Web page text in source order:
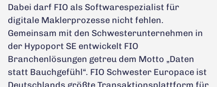
Dabei darf FIO als Softwarespezialist für
digitale Maklerprozesse nicht fehlen.
Gemeinsam mit den Schwesterunternehmen in
der Hypoport SE entwickelt FIO
Branchenlösungen getreu dem Motto „Daten
statt Bauchgefühl“. FIO Schwester Europace ist